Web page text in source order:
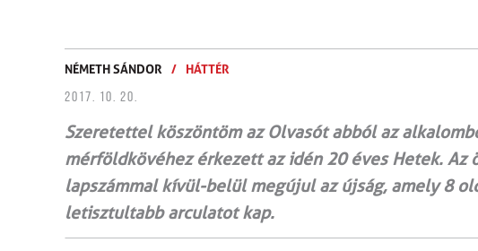
NÉMETH SÁNDOR / HÁTTÉR
2017. 10. 20.
Szeretettel köszöntöm az Olvasót abból az
mérföldkövéhez érkezett az idén 20 éves Hetek.
lapszámmal kívül-belül megújul az újság, amely 8
letisztultabb arculatot kap.